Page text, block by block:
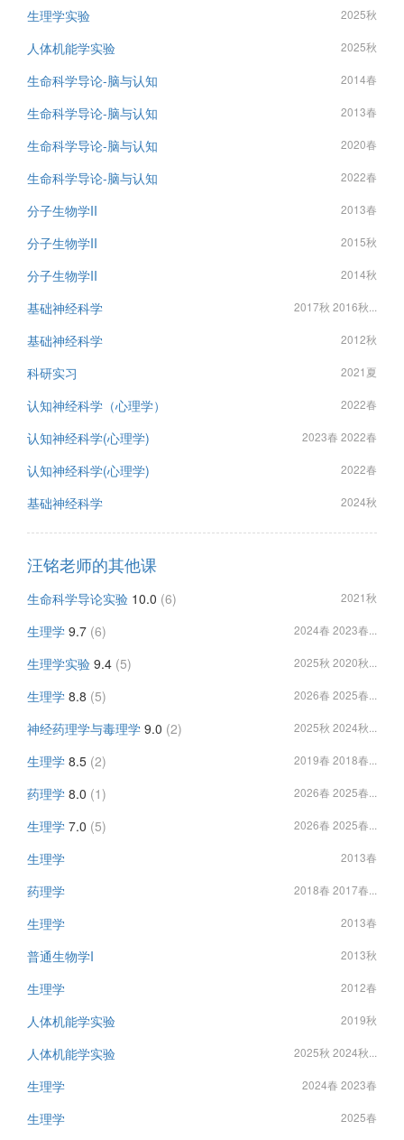
生理学实验 2025秋
人体机能学实验 2025秋
生命科学导论-脑与认知 2014春
生命科学导论-脑与认知 2013春
生命科学导论-脑与认知 2020春
生命科学导论-脑与认知 2022春
分子生物学II 2013春
分子生物学II 2015秋
分子生物学II 2014秋
基础神经科学 2017秋 2016秋...
基础神经科学 2012秋
科研实习 2021夏
认知神经科学（心理学） 2022春
认知神经科学(心理学) 2023春 2022春
认知神经科学(心理学) 2022春
基础神经科学 2024秋
汪铭老师的其他课
生命科学导论实验 10.0 (6) 2021秋
生理学 9.7 (6) 2024春 2023春...
生理学实验 9.4 (5) 2025秋 2020秋...
生理学 8.8 (5) 2026春 2025春...
神经药理学与毒理学 9.0 (2) 2025秋 2024秋...
生理学 8.5 (2) 2019春 2018春...
药理学 8.0 (1) 2026春 2025春...
生理学 7.0 (5) 2026春 2025春...
生理学 2013春
药理学 2018春 2017春...
生理学 2013春
普通生物学I 2013秋
生理学 2012春
人体机能学实验 2019秋
人体机能学实验 2025秋 2024秋...
生理学 2024春 2023春
生理学 2025春